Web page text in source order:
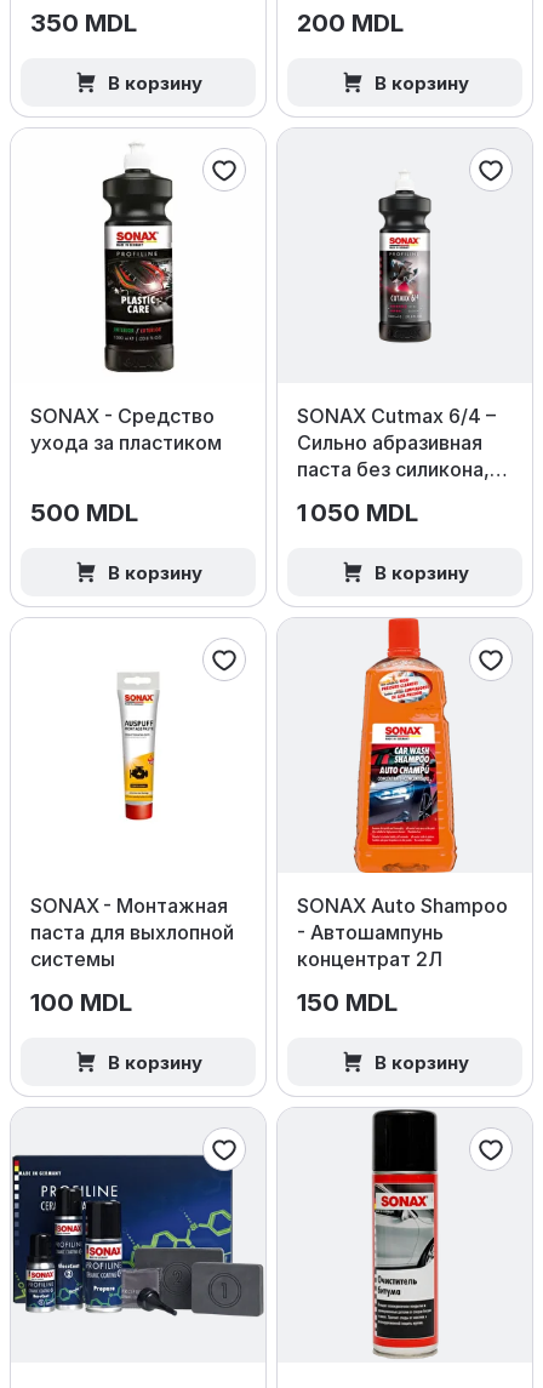
350 MDL
В корзину
200 MDL
В корзину
SONAX - Средство
ухода за пластиком
500 MDL
В корзину
SONAX Cutmax 6/4 –
Сильно абразивная
паста без силикона,
1 050 MDL
В корзину
SONAX - Монтажная
паста для выхлопной
системы
100 MDL
В корзину
SONAX Auto Shampoo
- Автошампунь
концентрат 2Л
150 MDL
В корзину